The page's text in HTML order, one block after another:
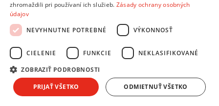
Copyright © 2026 AndreaShop.sk.
RIESENIA.com
Táto stránka je chránená pomocou reCAPTCHA a uplatňujú sa
Zmluvné podmienky.
Hups! Niečo sa pokazilo. Obnov stránku a skús to znova, prosím.
Obnoviť stránku
zhromaždili pri používaní ich služieb. Zásady ochrany osobných
údajov
NEVYHNUTNE POTREBNÉ
VÝKONNOSŤ
CIELENIE FUNKCIE NEKLASIFIKOVANÉ
ZOBRAZIŤ PODROBNOSTI
PRIJAŤ VŠETKO ODMIETNUŤ VŠETKO